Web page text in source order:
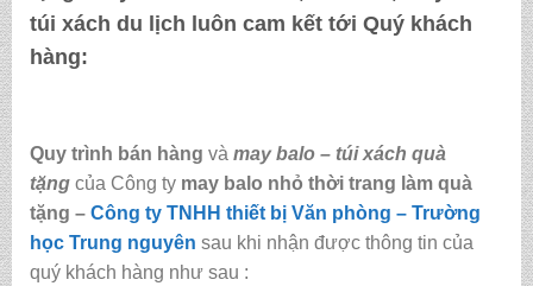
túi xách du lịch luôn cam kết tới Quý khách
hàng:
Quy trình bán hàng và may balo – túi xách quà
tặng của Công ty may balo nhỏ thời trang làm quà
tặng – Công ty TNHH thiết bị Văn phòng – Trường
học Trung nguyên sau khi nhận được thông tin của
quý khách hàng như sau :